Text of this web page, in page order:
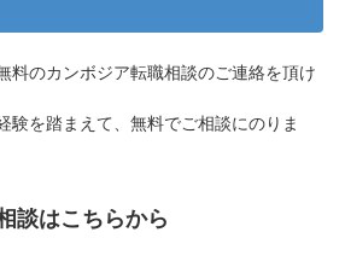
料のカンボジア転職相談のご連絡を頂け
験を踏まえて、無料でご相談にのりま
談はこちらから